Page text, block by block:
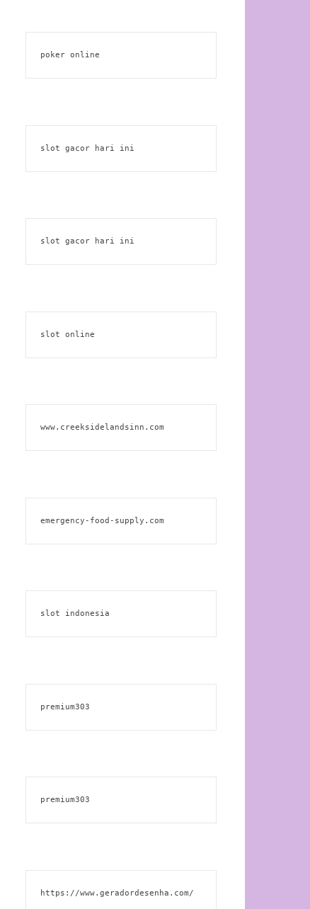
poker online
slot gacor hari ini
slot gacor hari ini
slot online
www.creeksidelandsinn.com
emergency-food-supply.com
slot indonesia
premium303
premium303
https://www.geradordesenha.com/